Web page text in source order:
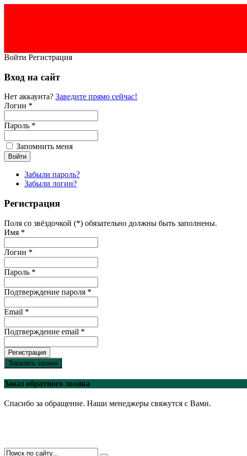
Войти Регистрация
Вход на сайт
Нет аккаунта? Заведите прямо сейчас!
Логин *
Пароль *
Запомнить меня
Забыли пароль?
Забыли логин?
Регистрация
Поля со звёздочкой (*) обязательно должны быть заполнены.
Имя *
Логин *
Пароль *
Подтверждение пароля *
Email *
Подтверждение email *
Регистрация
Заказать звонок
Заказ обратного звонка
Спасибо за обращение. Наши менеджеры свяжутся с Вами.